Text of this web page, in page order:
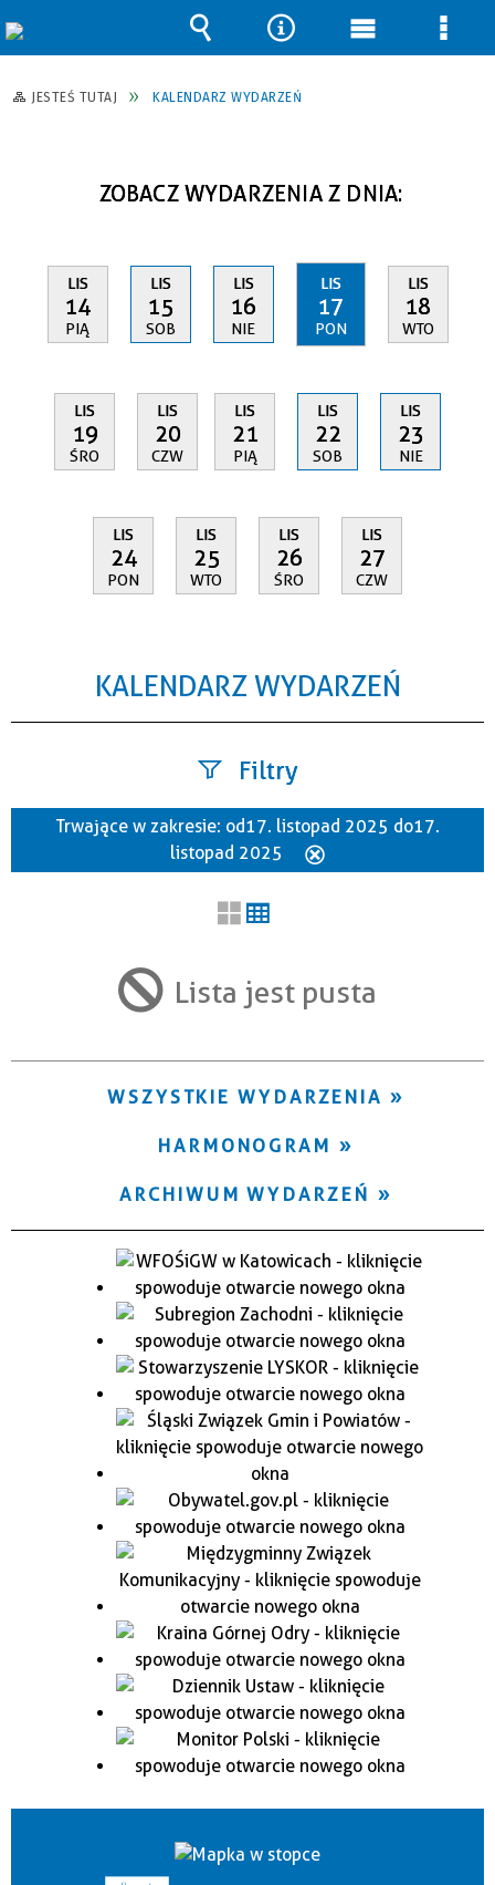
JESTEŚ TUTAJ KALENDARZ WYDARZEŃ
ZOBACZ WYDARZENIA Z DNIA:
LIS
14
PIĄ
LIS
15
SOB
LIS
16
NIE
LIS
17
PON
LIS
18
WTO
LIS
19
ŚRO
LIS
20
CZW
LIS
21
PIĄ
LIS
22
SOB
LIS
23
NIE
LIS
24
PON
LIS
25
WTO
LIS
26
ŚRO
LIS
27
CZW
KALENDARZ WYDARZEŃ
Filtry
Szukana fraza
Trwające w zakresie
Trwające w zakresie: od 17. listopad 2025 do 17.
listopad 2025
Lista jest pusta
WSZYSTKIE WYDARZENIA
HARMONOGRAM
ARCHIWUM WYDARZEŃ
Wyszukiwarka
Narzędzia
Menu Menu